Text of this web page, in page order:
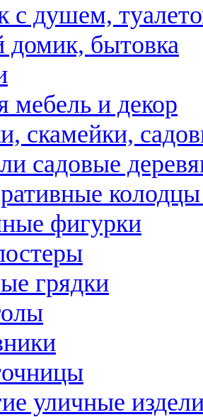
с душем,
бытовка
мебель и декор
скамейки,
садовые
фигурки
грядки
уличные